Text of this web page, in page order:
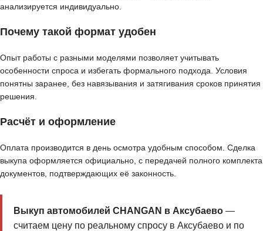
анализируется индивидуально.
Почему такой формат удобен
Опыт работы с разными моделями позволяет учитывать
особенности спроса и избегать формального подхода. Условия
понятны заранее, без навязывания и затягивания сроков принятия
решения.
Расчёт и оформление
Оплата производится в день осмотра удобным способом. Сделка
выкупа оформляется официально, с передачей полного комплекта
документов, подтверждающих её законность.
Выкуп автомобилей CHANGAN в Аксубаево—
считаем цену по реальному спросу в Аксубаево и по